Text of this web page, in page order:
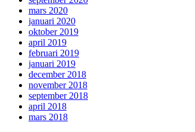
mars 2020
januari 2020
oktober 2019
april 2019
februari 2019
januari 2019
december 2018
november 2018
september 2018
april 2018
mars 2018